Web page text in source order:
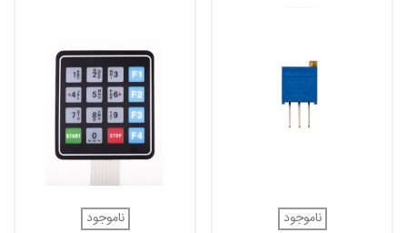
ناموجود
ناموجود